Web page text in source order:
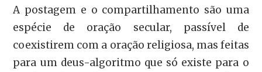
A postagem e o compartilhamento são uma
espécie de oração secular, passível de
coexistirem com a oração religiosa, mas feitas
para um deus-algoritmo que só existe para o